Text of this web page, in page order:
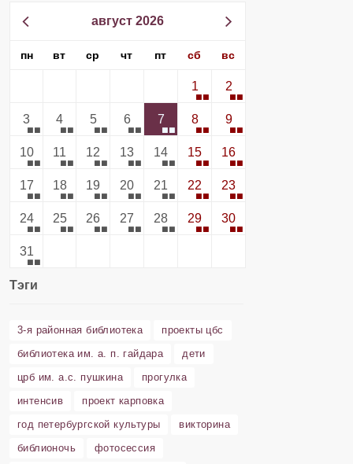
август 2026
пн вт ср чт пт сб вс
1 2
3 4 5 6 7 8 9
10 11 12 13 14 15 16
17 18 19 20 21 22 23
24 25 26 27 28 29 30
31
Тэги
3-я районная библиотека
проекты цбс
библиотека им. а. п. гайдара
дети
црб им. а.с. пушкина
прогулка
интенсив
проект карповка
год петербургской культуры
викторина
библионочь
фотосессия